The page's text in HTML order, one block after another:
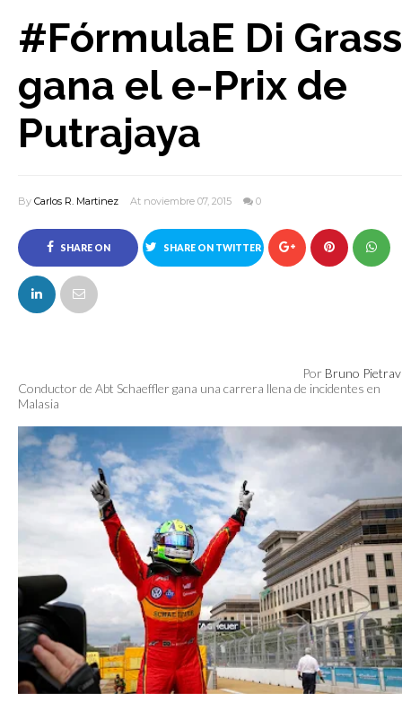
#FórmulaE Di
gana el e-Prix de
Putrajaya
By Carlos R. Martinez At noviembre 07, 2015 0
SHARE ON
FACEBOOK
SHARE ON TWITTER
Por Bruno
Conductor de Abt Schaeffler gana una carrera llena de incidentes en
Malasia